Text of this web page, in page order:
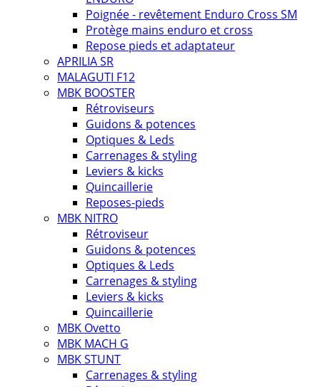
Poignée - revêtement Enduro Cross SM
Protège mains enduro et cross
Repose pieds et adaptateur
APRILIA SR
MALAGUTI F12
MBK BOOSTER
Rétroviseurs
Guidons & potences
Optiques & Leds
Carrenages & styling
Leviers & kicks
Quincaillerie
Reposes-pieds
MBK NITRO
Rétroviseur
Guidons & potences
Optiques & Leds
Carrenages & styling
Leviers & kicks
Quincaillerie
MBK Ovetto
MBK MACH G
MBK STUNT
Carrenages & styling